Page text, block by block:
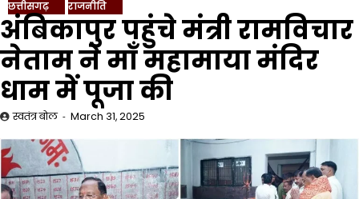
छत्तीसगढ़ राजनीति
अंबिकापुर पहुंचे मंत्री रामविचार
नेताम ने माँ महामाया मंदिर
धाम में पूजा की
स्वतंत्र बोल March 31, 2025